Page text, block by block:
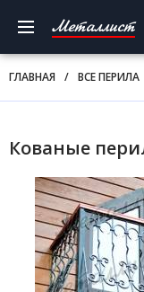
Металлист
ГЛАВНАЯ / ВСЕ ПЕРИЛА
Кованые